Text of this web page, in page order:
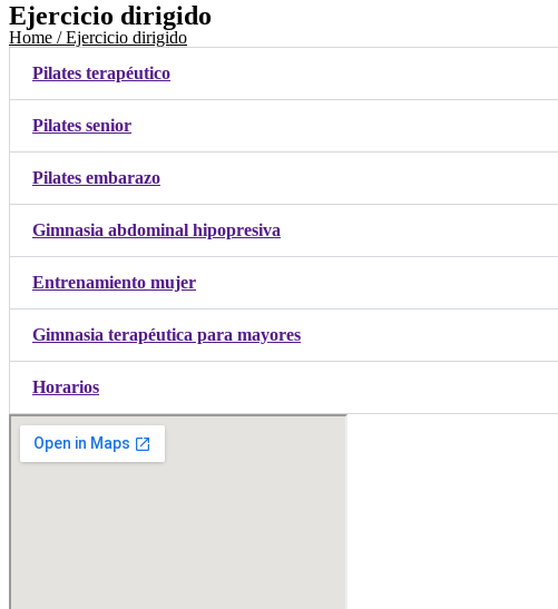
Ejercicio dirigido
Home / Ejercicio dirigido
Pilates terapéutico
Pilates senior
Pilates embarazo
Gimnasia abdominal hipopresiva
Entrenamiento mujer
Gimnasia terapéutica para mayores
Horarios